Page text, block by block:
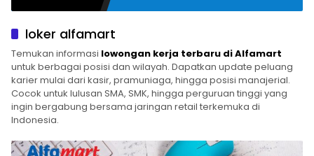
loker alfamart
Temukan informasi lowongan kerja terbaru di Alfamart
untuk berbagai posisi dan wilayah. Dapatkan update peluang
karier mulai dari kasir, pramuniaga, hingga posisi manajerial.
Cocok untuk lulusan SMA, SMK, hingga perguruan tinggi yang
ingin bergabung bersama jaringan retail terkemuka di
Indonesia.